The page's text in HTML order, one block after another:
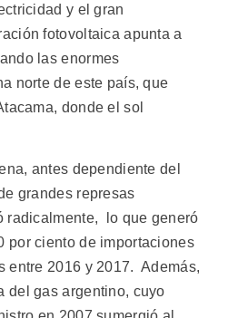
y el gran
fotovoltaica apunta a
las enormes
norte de este país, que
donde el sol
antes dependiente del
grandes represas
radicalmente, lo que generó
por ciento de importaciones
entre 2016 y 2017. Además,
del gas argentino, cuyo